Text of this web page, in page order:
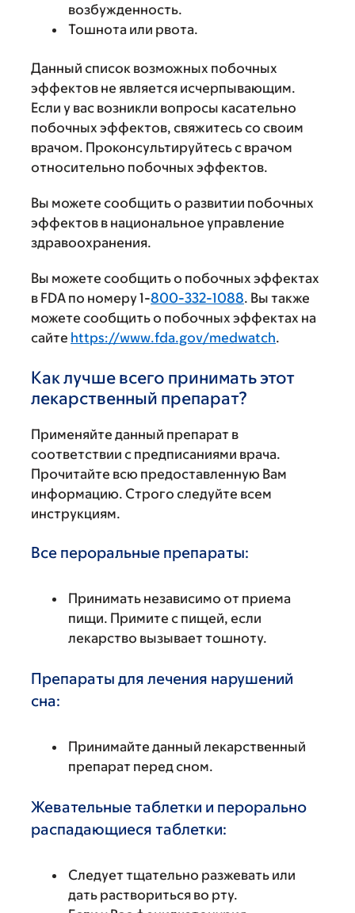
возбужденность.
Тошнота или рвота.
Данный список возможных побочных
эффектов не является исчерпывающим.
Если у вас возникли вопросы касательно
побочных эффектов, свяжитесь со своим
врачом. Проконсультируйтесь с врачом
относительно побочных эффектов.
Вы можете сообщить о развитии побочных
эффектов в национальное управление
здравоохранения.
Вы можете сообщить о побочных эффектах
в FDA по номеру 1-800-332-1088. Вы также
можете сообщить о побочных эффектах на
сайте https://www.fda.gov/medwatch.
Как лучше всего принимать этот
лекарственный препарат?
Применяйте данный препарат в
соответствии с предписаниями врача.
Прочитайте всю предоставленную Вам
информацию. Строго следуйте всем
инструкциям.
Все пероральные препараты:
Принимать независимо от приема
пищи. Примите с пищей, если
лекарство вызывает тошноту.
Препараты для лечения нарушений
сна:
Принимайте данный лекарственный
препарат перед сном.
Жевательные таблетки и перорально
распадающиеся таблетки:
Следует тщательно разжевать или
дать раствориться во рту.